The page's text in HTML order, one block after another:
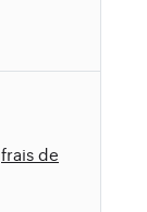
frais de